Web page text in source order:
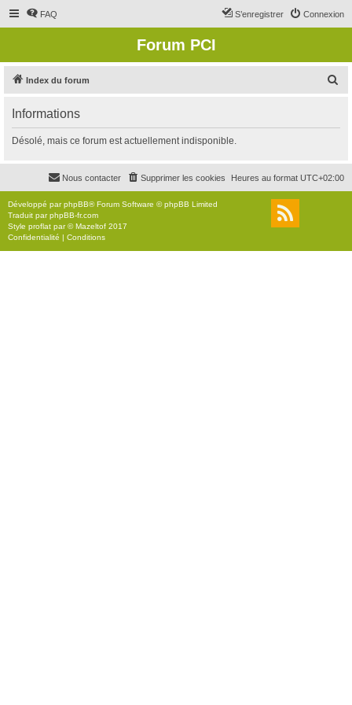
FAQ Connexion
S’enregistrer
Forum PCI
Index du forum
r
c
r
Informations
Désolé, mais ce forum est actuellement indisponible.
Heures au format UTC+02:00
Supprimer les cookies
Nous contacter
Développé parphpBB® Forum Software © phpBB Limited
Traduit parphpBB-fr.com
Style proflat par ©Mazeltof 2017
Confidentialité | Conditions